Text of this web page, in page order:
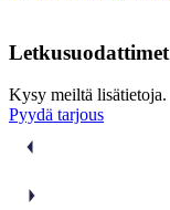
Letkusuodattimet
Kysy meiltä lisätietoja.
Pyydä tarjous